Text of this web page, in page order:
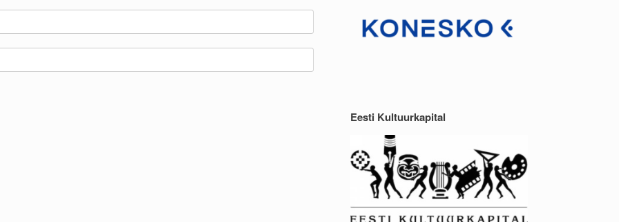
Eesti Kultuurkapital